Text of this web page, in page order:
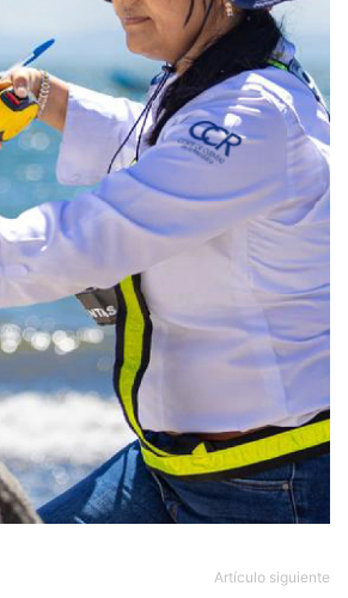
Artículo siguiente